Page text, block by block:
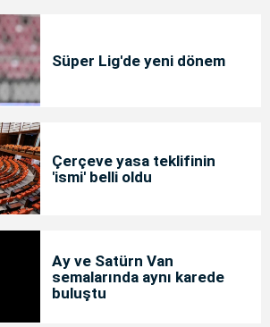
Süper Lig'de yeni dönem
Çerçeve yasa teklifinin
'ismi' belli oldu
Ay ve Satürn Van
semalarında aynı karede
buluştu